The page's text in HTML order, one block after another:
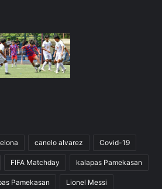
canelo alvarez Covid-19
FIFA Matchday kalapas Pamekasan
Pamekasan Lionel Messi